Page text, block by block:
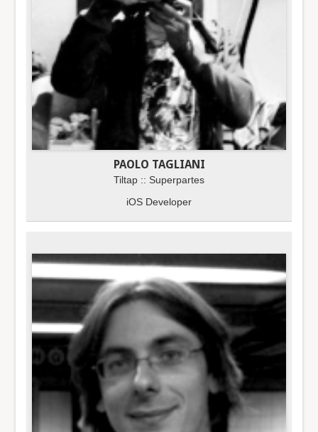
PAOLO TAGLIANI
Tiltap :: Superpartes
iOS Developer